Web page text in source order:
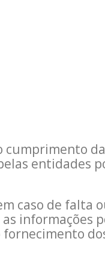
cumprimento
entidades
caso de falta
informações